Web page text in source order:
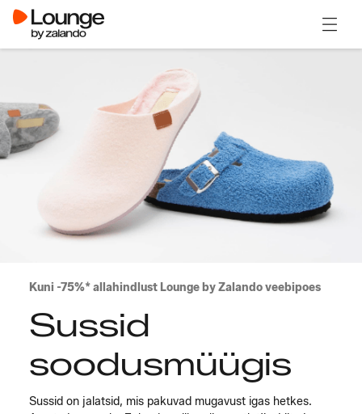
Kuni -75%* allahindlust Lounge by Zalando veebipoes
Sussid
soodusmüügis
Sussid on jalatsid, mis pakuvad mugavust igas hetkes.